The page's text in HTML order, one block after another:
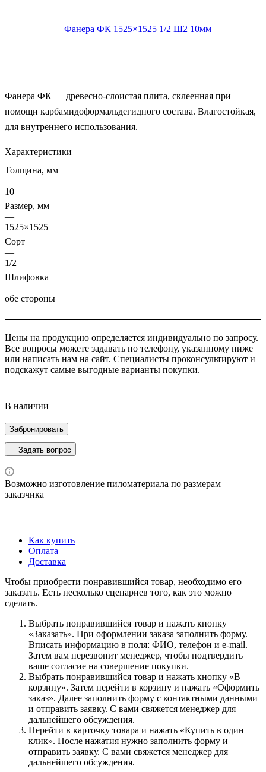
Фанера ФК — древесно-слоистая плита, склеенная при
помощи карбамидоформальдегидного состава. Влагостойкая,
для внутреннего использования.
Характеристики
Толщина, мм
—
10
Размер, мм
—
1525×1525
Сорт
—
1/2
Шлифовка
—
обе стороны
Цены на продукцию определяется индивидуально по запросу.
Все вопросы можете задавать по телефону, указанному ниже
или написать нам на сайт. Специалисты проконсультируют и
подскажут самые выгодные варианты покупки.
В наличии
Забронировать
Задать вопрос
Возможно изготовление пиломатериала по размерам
заказчика
Как купить
Оплата
Доставка
Чтобы приобрести понравившийся товар, необходимо его
заказать. Есть несколько сценариев того, как это можно
сделать.
Выбрать понравившийся товар и нажать кнопку
«Заказать». При оформлении заказа заполнить форму.
Вписать информацию в поля: ФИО, телефон и e-mail.
Затем вам перезвонит менеджер, чтобы подтвердить
ваше согласие на совершение покупки.
Выбрать понравившийся товар и нажать кнопку «В
корзину». Затем перейти в корзину и нажать «Оформить
заказ». Далее заполнить форму с контактными данными
и отправить заявку. С вами свяжется менеджер для
дальнейшего обсуждения.
Перейти в карточку товара и нажать «Купить в один
клик». После нажатия нужно заполнить форму и
отправить заявку. С вами свяжется менеджер для
дальнейшего обсуждения.